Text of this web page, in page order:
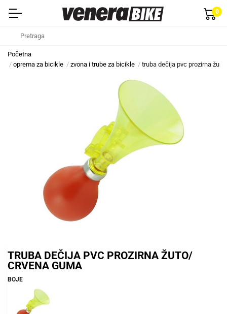
0
Početna
oprema za bicikle
zvona i trube za bicikle truba dečija pvc prozirna
TRUBA DEČIJA PVC PROZIRNA ŽUTO/
CRVENA GUMA
BOJE